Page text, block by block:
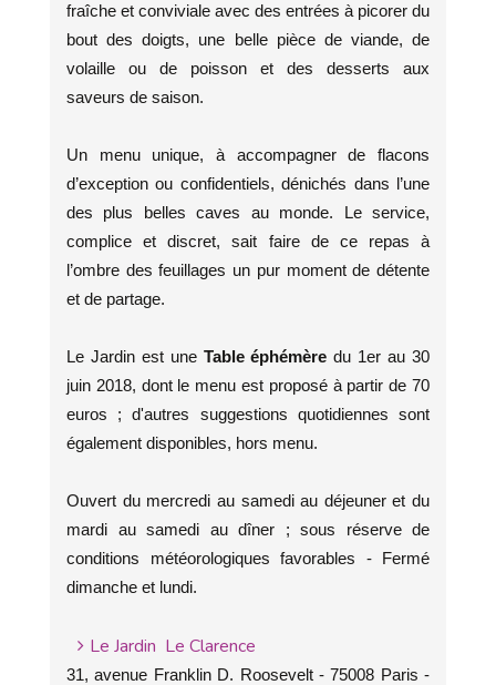
fraîche et conviviale avec des entrées à picorer du
bout des doigts, une belle pièce de viande, de
volaille ou de poisson et des desserts aux
saveurs de saison.
Un menu unique, à accompagner de flacons
d’exception ou confidentiels, dénichés dans l’une
des plus belles caves au monde. Le service,
complice et discret, sait faire de ce repas à
l’ombre des feuillages un pur moment de détente
et de partage.
Le Jardin est une Table éphémère du 1er au 30
juin 2018, dont le menu est proposé à partir de 70
euros ; d'autres suggestions quotidiennes sont
également disponibles, hors menu.
Ouvert du mercredi au samedi au déjeuner et du
mardi au samedi au dîner ; sous réserve de
conditions météorologiques favorables - Fermé
dimanche et lundi.
Le Jardin Le Clarence
31, avenue Franklin D. Roosevelt - 75008 Paris -